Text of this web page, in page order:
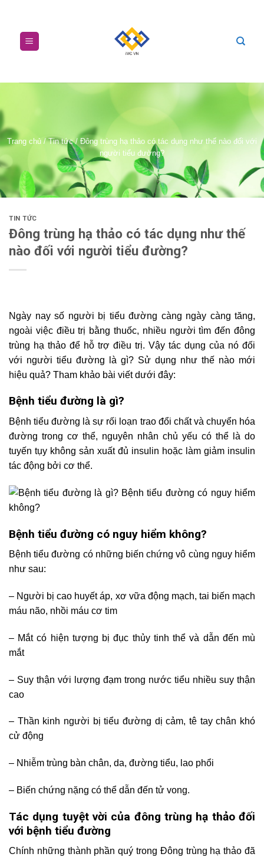
content
Trang chủ /Tin tức/ Đông trùng hạ thảo có tác dụng như thế nào đối với
người tiểu đường?
TIN TỨC
Đông trùng hạ thảo có tác dụng như thế
nào đối với người tiểu đường?
Ngày nay số người bị tiểu đường càng ngày càng tăng,
ngoài việc điều trị bằng thuốc, nhiều người tìm đến đông
trùng hạ thảo để hỗ trợ điều trị. Vậy tác dụng của nó đối
với người tiểu đường là gì? Sử dụng như thế nào mới
hiệu quả? Tham khảo bài viết dưới đây:
Bệnh tiểu đường là gì?
Bệnh tiểu đường là sự rối loạn trao đổi chất và chuyển hóa
đường trong cơ thể, nguyên nhân chủ yếu có thể là do
tuyến tụy không sản xuất đủ insulin hoặc làm giảm insulin
tác động bởi cơ thể.
Bệnh tiểu đường có nguy hiểm không?
Bệnh tiểu đường có những biến chứng vô cùng nguy hiểm
như sau:
– Người bị cao huyết áp, xơ vữa động mạch, tai biến mạch
máu não, nhồi máu cơ tim
– Mắt có hiện tượng bị đục thủy tinh thể và dẫn đến mù
mắt
– Suy thận với lượng đạm trong nước tiểu nhiều suy thận
cao
– Thần kinh người bị tiểu đường dị cảm, tê tay chân khó
cử động
– Nhiễm trùng bàn chân, da, đường tiểu, lao phổi
– Biến chứng nặng có thể dẫn đến tử vong.
Tác dụng tuyệt vời của đông trùng hạ thảo đối
với bệnh tiểu đường
Chính những thành phần quý trong Đông trùng hạ thảo đã